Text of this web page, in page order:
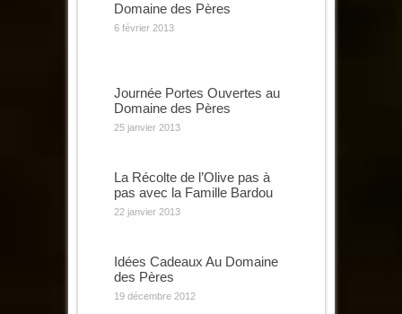
Domaine des Pères
6 février 2013
Journée Portes Ouvertes au
Domaine des Pères
25 janvier 2013
La Récolte de l’Olive pas à
pas avec la Famille Bardou
22 janvier 2013
Idées Cadeaux Au Domaine
des Pères
19 décembre 2012